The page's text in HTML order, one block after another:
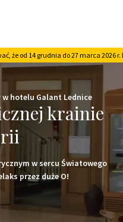
że od 14 grudnia do 27 marca
hotelu Galant Lednice
krainie
w sercu Światowego
przez duże O!